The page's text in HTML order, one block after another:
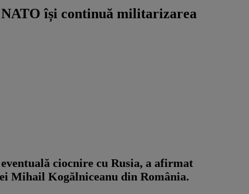
NATO își continuă militarizarea
ciocnire cu Rusia, a afirmat
Mihail Kogălniceanu din România.